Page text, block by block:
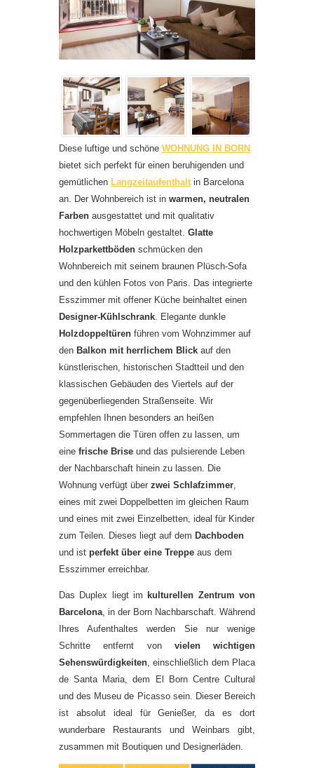
Diese luftige und schöne WOHNUNG IN BORN
bietet sich perfekt für einen beruhigenden und
gemütlichen Langzeitaufenthalt in Barcelona
an. Der Wohnbereich ist in warmen, neutralen
Farben ausgestattet und mit qualitativ
hochwertigen Möbeln gestaltet. Glatte
Holzparkettböden schmücken den
Wohnbereich mit seinem braunen Plüsch-Sofa
und den kühlen Fotos von Paris. Das integrierte
Esszimmer mit offener Küche beinhaltet einen
Designer-Kühlschrank . Elegante dunkle
Holzdoppeltüren führen vom Wohnzimmer auf
den Balkon mit herrlichem Blick auf den
künstlerischen, historischen Stadtteil und den
klassischen Gebäuden des Viertels auf der
gegenüberliegenden Straßenseite. Wir
empfehlen Ihnen besonders an heißen
Sommertagen die Türen offen zu lassen, um
eine frische Brise und das pulsierende Leben
der Nachbarschaft hinein zu lassen. Die
Wohnung verfügt über zwei Schlafzimmer
eines mit zwei Doppelbetten im gleichen Raum
und eines mit zwei Einzelbetten, ideal für Kinder
zum Teilen. Dieses liegt auf dem Dachboden
und ist perfekt über eine Treppe aus dem
Esszimmer erreichbar.
Das Duplex liegt im kulturellen Zentrum von
Barcelona , in der Born Nachbarschaft. Während
Ihres Aufenthaltes werden Sie nur wenige
Schritte entfernt von vielen wichtigen
Sehenswürdigkeiten , einschließlich dem Placa
de Santa Maria, dem El Born Centre Cultural
und des Museu de Picasso sein. Dieser Bereich
ist absolut ideal für Genießer, da es dort
wunderbare Restaurants und Weinbars gibt,
zusammen mit Boutiquen und Designerläden.